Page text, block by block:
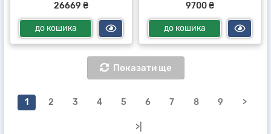
26669 ₴
до кошика
9700 ₴
до кошика
Показати ще
1 2 3 4 5 6 7 8 9 >
>|